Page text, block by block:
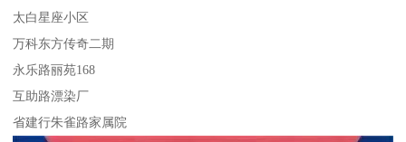
太白星座小区
万科东方传奇二期
永乐路丽苑168
互助路漂染厂
省建行朱雀路家属院